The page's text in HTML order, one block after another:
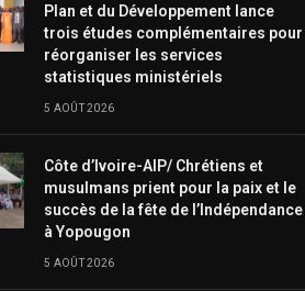
Plan et du Développement lance
trois études complémentaires pour
réorganiser les services
statistiques ministériels
5 AOÛT 2026
Côte d’Ivoire-AIP/ Chrétiens et
musulmans prient pour la paix et le
succès de la fête de l’Indépendance
à Yopougon
5 AOÛT 2026